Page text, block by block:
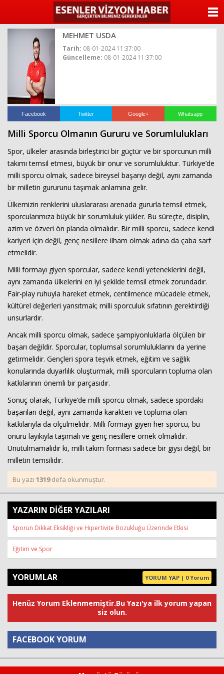
MEHMET USDA
Tarih: 08-01-2024 11:37:00
Güncelleme: 08-01-2024 11:37:00
Facebook Twitter Google+ Whatsapp
Milli Sporcu Olmanın Gururu ve Sorumlulukları
Spor, ülkeler arasında birleştirici bir güçtür ve bir sporcunun milli
takımı temsil etmesi, büyük bir onur ve sorumluluktur. Türkiye’de
milli sporcu olmak, sadece bireysel başarıyı değil, aynı zamanda
bir milletin gururunu taşımak anlamına gelir.
Ülkemizin renklerini uluslararası arenada gururla temsil etmek,
sporcularımıza büyük bir sorumluluk yükler. Bu süreçte, disiplin,
azim ve özveri ön planda olmalıdır. Bir milli sporcu, sadece kendi
kariyeri için değil, genç nesillere ilham olmak adına da çaba sarf
etmelidir.
Milli formayı giyen sporcular, sadece kendi yeteneklerini değil,
aynı zamanda ülkelerini en iyi şekilde temsil etmek zorundadır.
Fair-play ruhuyla hareket etmek, centilmence mücadele etmek,
kültürel değerleri yansıtmak; milli sporculuk sıfatının gerektirdiği
unsurlardır.
Ancak milli sporcu olmak, sadece şampiyonluklarla ölçülen bir
başarı değildir. Sporcular, toplumsal sorumluluklarını da yerine
getirmelidir. Gençleri spora teşvik etmek, eğitim ve sağlık
konularında duyarlılık oluşturmak, milli sporcuların topluma olan
katkılarının önemli bir parçasıdır.
Sonuç olarak, Türkiye’de milli sporcu olmak, sadece spordaki
başarıları değil, aynı zamanda karakteri ve topluma olan
katkılarıyla da ölçülmelidir. Milli formayı giyen her sporcu, bu
onuru layıkıyla taşımalı ve genç nesillere örnek olmalıdır.
Unutulmamalıdır ki, milli takım forması sadece bir giysi değil, bir
milletin temsilidir.
Bu yazı 1319defa okunmuştur.
YAZARIN DİĞER YAZILARI
Sporun Dikkat Eksikliği ve Hipertivite Bozukluğu Üzerinde Etkisi
Eğitim ve Spor
YORUMLAR YORUM YAP | 0 Yorum
Henüz Yorum Eklenmemiştir.Bu Yazı'ya ilk yorum yapan
siz olun.
FACEBOOK YORUM
ANASAYFA
YAZARLAR
VİDEO GALERİ